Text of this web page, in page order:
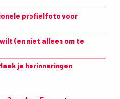
profielfoto voor
(en niet alleen om te
je herinneringen